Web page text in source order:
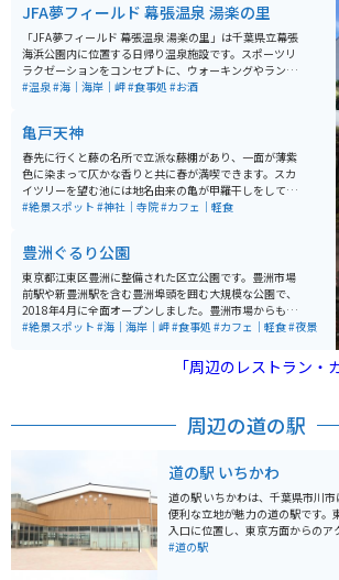
JFA夢フィールド 幕張温泉 湯楽の里
「JFA夢フィールド 幕張温泉 湯楽の里」は千葉県立幕張
海浜公園内に位置する日帰り温泉施設です。スポーツリ
ラクゼーションをコンセプトに、ウォーキングやランニ
ング後の入浴やスポーツストレッチ、ヨガ教室などの活
ができます。また、岩盤浴もあり、自律神経の整えや美
容効果も期待されています。さらに、海を眺めながらこ
だわりの料理も楽しむことができます。
#温泉#海｜海岸｜岬#食事処 #お酒
亀戸天神
春先に行くと藤の名所で立派な藤棚があり、一面が薄紫
色に染まって仄かな香りと共に春が満喫できます。スカ
イツリーを望む池には地名由来の亀が甲羅干しをしてい
て可愛いです。 直ぐ側には老舗和菓子の船橋屋さんがあ
#絶景スポット #神社｜寺院#カフェ｜軽食
豊洲ぐるり公園
東京都江東区豊洲に整備された区立公園です。豊洲市場
前駅や新豊洲駅を含む豊洲埠頭を囲む大規模な公園で、
2018年4月に全面オープンしました。豊洲市場からも近
く、観光の際に立ち寄ることも可能です。 レインボーブ
mの園路を散策したり、湾岸ならではのさわやかな風を
感じながら過ごすことができます。
#絶景スポット #海｜海岸｜岬#食事処 #カフェ｜軽食#夜景
「周辺のレストラン・
周辺の道の駅
道の駅 いちかわ
道の駅 いちかわは、千葉県市川
便利な立地が魅力の道の駅です。
入口に位置し、東京方面からのアク
元の新鮮な農産物が購入できる直
#道の駅